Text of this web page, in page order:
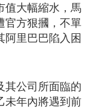
值大幅縮水，馬
官方狠摑，不單
阿里巴巴陷入困
其公司所面臨的
未年內將遇到前